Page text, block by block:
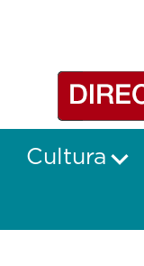
Cultura